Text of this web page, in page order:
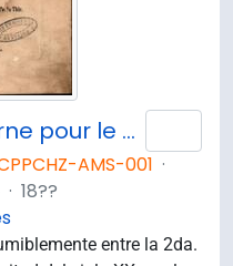
2 Romance et Nocturne pour le Piano composés par Jules Fontana.
AMS-001 ·
· 18??
entre la 2da.